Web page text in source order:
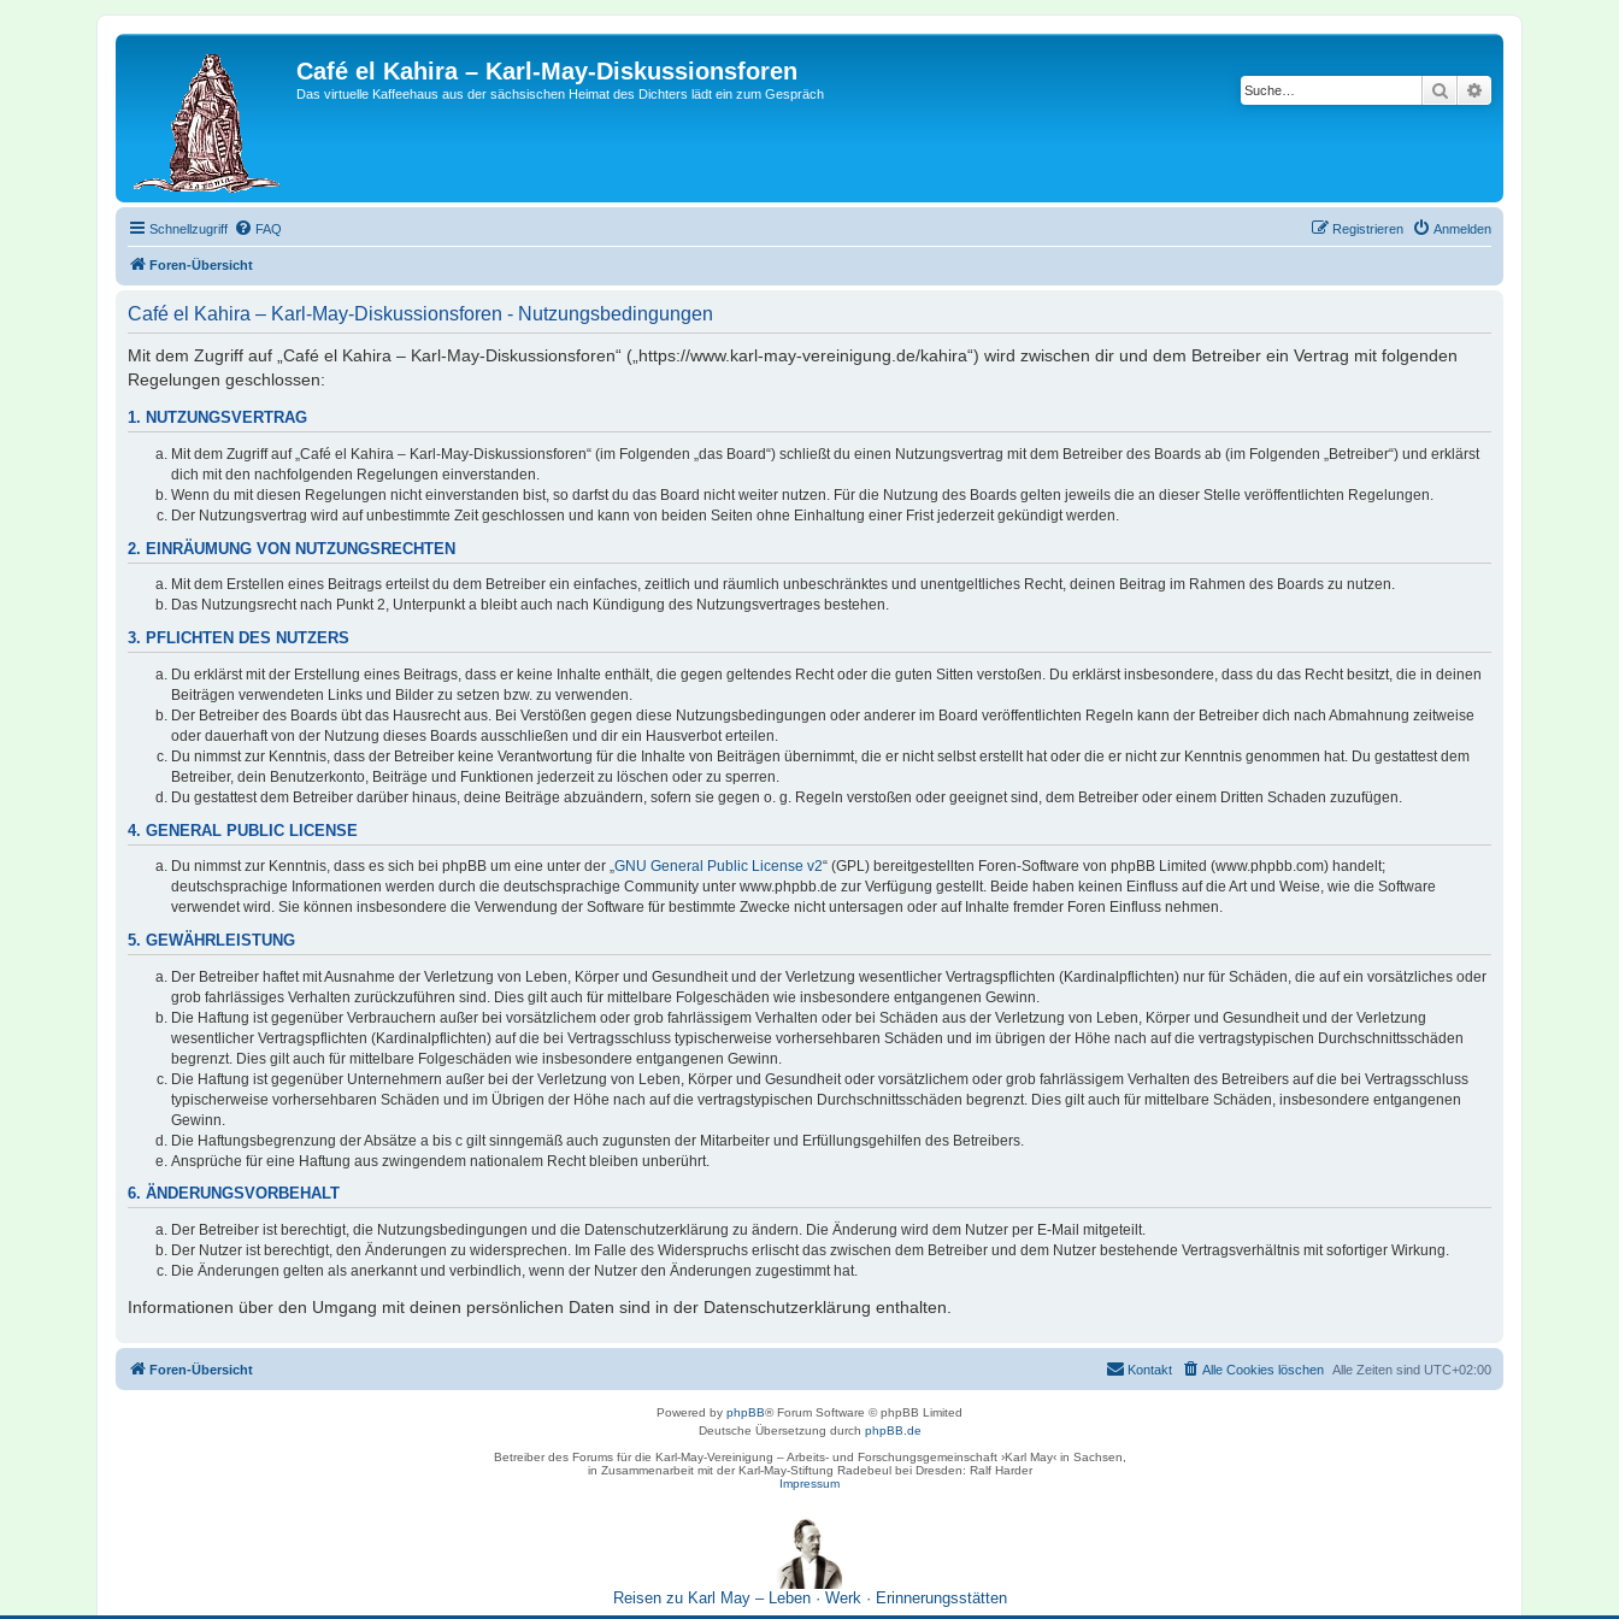
Café el Kahira – Karl-May-Diskussionsforen
Das virtuelle Kaffeehaus aus der sächsischen Heimat des Dichters lädt ein zum Gespräch Suche
Schnellzugriff FAQ Anmelden
Registrieren
Foren-Übersicht
Café el Kahira – Karl-May-Diskussionsforen - Nutzungsbedingungen
Mit dem Zugriff auf „Café el Kahira – Karl-May-Diskussionsforen“ („https://www.karl-may-vereinigung.de/kahira“) wird zwischen dir und dem Betreiber ein Vertrag mit folgenden
Regelungen geschlossen:
1. NUTZUNGSVERTRAG
Mit dem Zugriff auf „Café el Kahira – Karl-May-Diskussionsforen“ (im Folgenden „das Board“) schließt du einen Nutzungsvertrag mit dem Betreiber des Boards ab (im Folgenden „Betreiber“) und erklärst
dich mit den nachfolgenden Regelungen einverstanden.
Wenn du mit diesen Regelungen nicht einverstanden bist, so darfst du das Board nicht weiter nutzen. Für die Nutzung des Boards gelten jeweils die an dieser Stelle veröffentlichten Regelungen.
Der Nutzungsvertrag wird auf unbestimmte Zeit geschlossen und kann von beiden Seiten ohne Einhaltung einer Frist jederzeit gekündigt werden.
2. EINRÄUMUNG VON NUTZUNGSRECHTEN
Mit dem Erstellen eines Beitrags erteilst du dem Betreiber ein einfaches, zeitlich und räumlich unbeschränktes und unentgeltliches Recht, deinen Beitrag im Rahmen des Boards zu nutzen.
Das Nutzungsrecht nach Punkt 2, Unterpunkt a bleibt auch nach Kündigung des Nutzungsvertrages bestehen.
3. PFLICHTEN DES NUTZERS
Du erklärst mit der Erstellung eines Beitrags, dass er keine Inhalte enthält, die gegen geltendes Recht oder die guten Sitten verstoßen. Du erklärst insbesondere, dass du das Recht besitzt, die in deinen
Beiträgen verwendeten Links und Bilder zu setzen bzw. zu verwenden.
Der Betreiber des Boards übt das Hausrecht aus. Bei Verstößen gegen diese Nutzungsbedingungen oder anderer im Board veröffentlichten Regeln kann der Betreiber dich nach Abmahnung zeitweise
oder dauerhaft von der Nutzung dieses Boards ausschließen und dir ein Hausverbot erteilen.
Du nimmst zur Kenntnis, dass der Betreiber keine Verantwortung für die Inhalte von Beiträgen übernimmt, die er nicht selbst erstellt hat oder die er nicht zur Kenntnis genommen hat. Du gestattest dem
Betreiber, dein Benutzerkonto, Beiträge und Funktionen jederzeit zu löschen oder zu sperren.
Du gestattest dem Betreiber darüber hinaus, deine Beiträge abzuändern, sofern sie gegen o. g. Regeln verstoßen oder geeignet sind, dem Betreiber oder einem Dritten Schaden zuzufügen.
4. GENERAL PUBLIC LICENSE
Du nimmst zur Kenntnis, dass es sich bei phpBB um eine unter der „GNU General Public License v2“ (GPL) bereitgestellten Foren-Software von phpBB Limited (www.phpbb.com) handelt;
deutschsprachige Informationen werden durch die deutschsprachige Community unter www.phpbb.de zur Verfügung gestellt. Beide haben keinen Einfluss auf die Art und Weise, wie die Software
verwendet wird. Sie können insbesondere die Verwendung der Software für bestimmte Zwecke nicht untersagen oder auf Inhalte fremder Foren Einfluss nehmen.
5. GEWÄHRLEISTUNG
Der Betreiber haftet mit Ausnahme der Verletzung von Leben, Körper und Gesundheit und der Verletzung wesentlicher Vertragspflichten (Kardinalpflichten) nur für Schäden, die auf ein vorsätzliches oder
grob fahrlässiges Verhalten zurückzuführen sind. Dies gilt auch für mittelbare Folgeschäden wie insbesondere entgangenen Gewinn.
Die Haftung ist gegenüber Verbrauchern außer bei vorsätzlichem oder grob fahrlässigem Verhalten oder bei Schäden aus der Verletzung von Leben, Körper und Gesundheit und der Verletzung
wesentlicher Vertragspflichten (Kardinalpflichten) auf die bei Vertragsschluss typischerweise vorhersehbaren Schäden und im übrigen der Höhe nach auf die vertragstypischen Durchschnittsschäden
begrenzt. Dies gilt auch für mittelbare Folgeschäden wie insbesondere entgangenen Gewinn.
Die Haftung ist gegenüber Unternehmern außer bei der Verletzung von Leben, Körper und Gesundheit oder vorsätzlichem oder grob fahrlässigem Verhalten des Betreibers auf die bei Vertragsschluss
typischerweise vorhersehbaren Schäden und im Übrigen der Höhe nach auf die vertragstypischen Durchschnittsschäden begrenzt. Dies gilt auch für mittelbare Schäden, insbesondere entgangenen
Gewinn.
Die Haftungsbegrenzung der Absätze a bis c gilt sinngemäß auch zugunsten der Mitarbeiter und Erfüllungsgehilfen des Betreibers.
Ansprüche für eine Haftung aus zwingendem nationalem Recht bleiben unberührt.
6. ÄNDERUNGSVORBEHALT
Der Betreiber ist berechtigt, die Nutzungsbedingungen und die Datenschutzerklärung zu ändern. Die Änderung wird dem Nutzer per E-Mail mitgeteilt.
Der Nutzer ist berechtigt, den Änderungen zu widersprechen. Im Falle des Widerspruchs erlischt das zwischen dem Betreiber und dem Nutzer bestehende Vertragsverhältnis mit sofortiger Wirkung.
Die Änderungen gelten als anerkannt und verbindlich, wenn der Nutzer den Änderungen zugestimmt hat.
Informationen über den Umgang mit deinen persönlichen Daten sind in der Datenschutzerklärung enthalten.
Foren-Übersicht Alle Zeiten sind UTC+02:00
Alle Cookies löschen
Kontakt
Powered by phpBB® Forum Software © phpBB Limited
Deutsche Übersetzung durch phpBB.de
Betreiber des Forums für die Karl-May-Vereinigung – Arbeits- und Forschungsgemeinschaft ›Karl May‹ in Sachsen,
in Zusammenarbeit mit der Karl-May-Stiftung Radebeul bei Dresden: Ralf Harder
Impressum
Reisen zu Karl May – Leben · Werk · Erinnerungsstätten